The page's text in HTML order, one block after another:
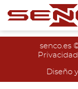
senco.es
Diseño